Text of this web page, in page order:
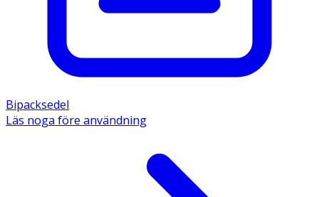
Bipacksedel
Läs noga före användning